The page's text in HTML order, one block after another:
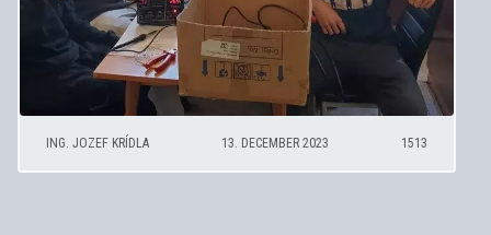
ING. JOZEF KRÍDLA 13. DECEMBER 2023 1513